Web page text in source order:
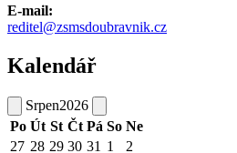
E-mail:
reditel@zsmsdoubravnik.cz
Kalendář
Srpen2026
Po Út St Čt Pá So Ne
27 28 29 30 31 1
2